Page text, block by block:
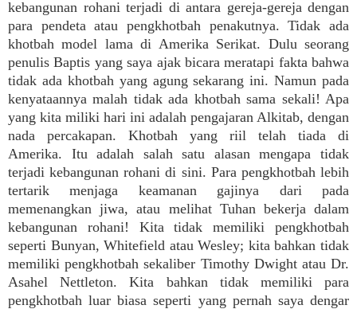
kebangunan rohani terjadi di antara gereja-gereja dengan
para pendeta atau pengkhotbah penakutnya. Tidak ada
khotbah model lama di Amerika Serikat. Dulu seorang
penulis Baptis yang saya ajak bicara meratapi fakta bahwa
tidak ada khotbah yang agung sekarang ini. Namun pada
kenyataannya malah tidak ada khotbah sama sekali! Apa
yang kita miliki hari ini adalah pengajaran Alkitab, dengan
nada percakapan. Khotbah yang riil telah tiada di
Amerika. Itu adalah salah satu alasan mengapa tidak
terjadi kebangunan rohani di sini. Para pengkhotbah lebih
tertarik menjaga keamanan gajinya dari pada
memenangkan jiwa, atau melihat Tuhan bekerja dalam
kebangunan rohani! Kita tidak memiliki pengkhotbah
seperti Bunyan, Whitefield atau Wesley; kita bahkan tidak
memiliki pengkhotbah sekaliber Timothy Dwight atau Dr.
Asahel Nettleton. Kita bahkan tidak memiliki para
pengkhotbah luar biasa seperti yang pernah saya dengar